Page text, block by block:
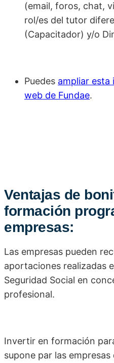
(email, foros, chat,
rol/es del tutor
(Capacitador) y/o
Puedes ampliar esta
web de Fundae.
Ventajas de
formación
empresas:
Las empresas pueden
aportaciones realizadas
Seguridad Social en
profesional.
Invertir en formación
supone par las